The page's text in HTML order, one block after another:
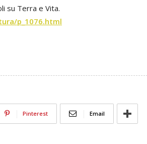
su Terra e Vita.
p_1076.html
Pinterest Email